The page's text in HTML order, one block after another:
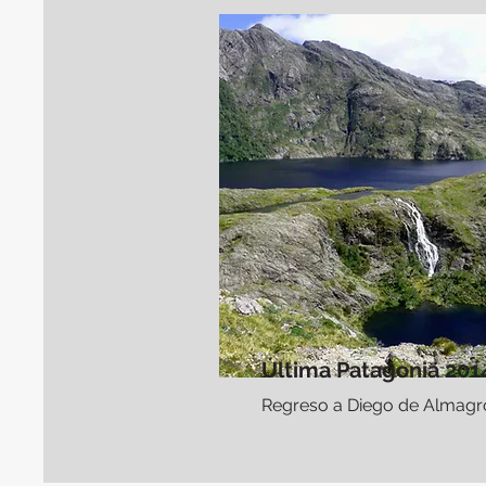
Última Patagonia
Regreso a Diego de